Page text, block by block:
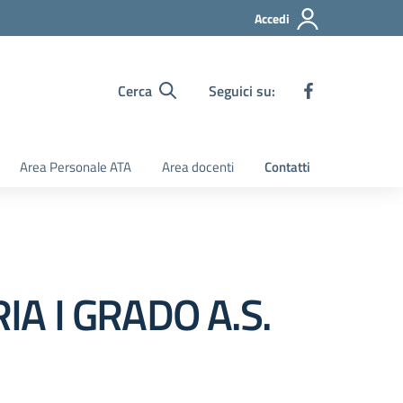
Accedi
Cerca Seguici su:
Area Personale ATA Area docenti Contatti
I GRADO A.S.